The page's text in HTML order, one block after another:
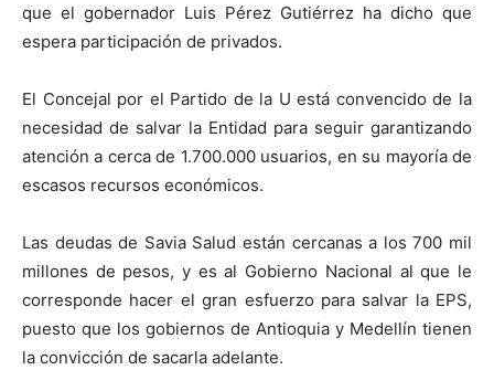
que el gobernador Luis Pérez Gutiérrez ha dicho que
espera participación de privados.
El Concejal por el Partido de la U está convencido de la
necesidad de salvar la Entidad para seguir garantizando
atención a cerca de 1.700.000 usuarios, en su mayoría de
escasos recursos económicos.
Las deudas de Savia Salud están cercanas a los 700 mil
millones de pesos, y es al Gobierno Nacional al que le
corresponde hacer el gran esfuerzo para salvar la EPS,
puesto que los gobiernos de Antioquia y Medellín tienen
la convicción de sacarla adelante.